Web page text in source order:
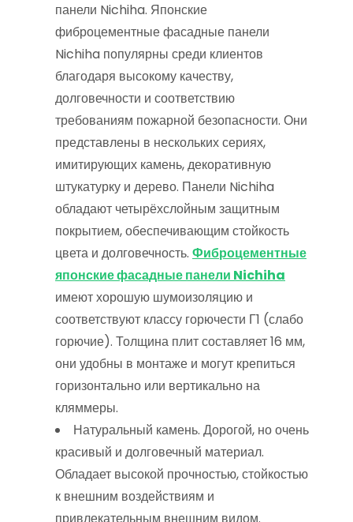
панели Nichiha. Японские
фиброцементные фасадные панели
Nichiha популярны среди клиентов
благодаря высокому качеству,
долговечности и соответствию
требованиям пожарной безопасности. Они
представлены в нескольких сериях,
имитирующих камень, декоративную
штукатурку и дерево. Панели Nichiha
обладают четырёхслойным защитным
покрытием, обеспечивающим стойкость
цвета и долговечность. Фиброцементные
японские фасадные панели Nichiha
имеют хорошую шумоизоляцию и
соответствуют классу горючести Г1 (слабо
горючие). Толщина плит составляет 16 мм,
они удобны в монтаже и могут крепиться
горизонтально или вертикально на
кляммеры.
Натуральный камень. Дорогой, но очень
красивый и долговечный материал.
Обладает высокой прочностью, стойкостью
к внешним воздействиям и